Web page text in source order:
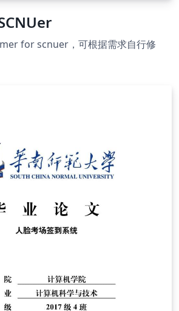
for scnuer，可根据需求自行修